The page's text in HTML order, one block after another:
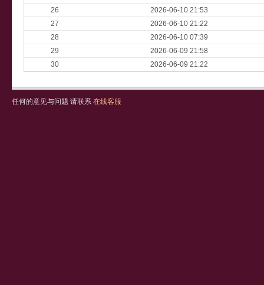
26
2026-06-10 21:53
27
2026-06-10 21:22
28
2026-06-10 07:39
29
2026-06-09 21:58
30
2026-06-09 21:22
任何的意见与问题 请联系 在线客服